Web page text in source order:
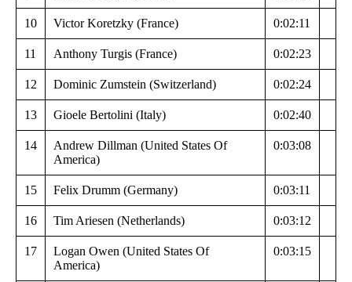
10 Victor Koretzky (France) 0:02:11
11 Anthony Turgis (France) 0:02:23
12 Dominic Zumstein (Switzerland) 0:02:24
13 Gioele Bertolini (Italy) 0:02:40
14
Andrew Dillman (United States Of
America)
0:03:08
15 Felix Drumm (Germany) 0:03:11
16 Tim Ariesen (Netherlands) 0:03:12
17
Logan Owen (United States Of
America)
0:03:15